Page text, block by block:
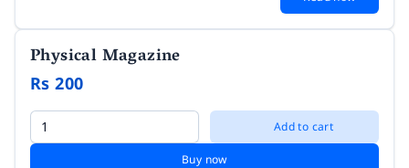
Physical Magazine
Rs 200
Add to cart
Buy now